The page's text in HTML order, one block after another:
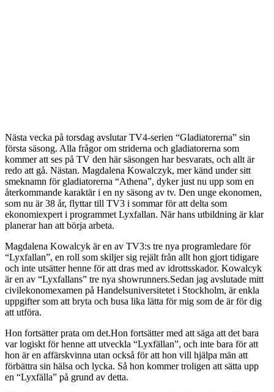
Nästa vecka på torsdag avslutar TV4-serien “Gladiatorerna” sin
första säsong. Alla frågor om striderna och gladiatorerna som
kommer att ses på TV den här säsongen har besvarats, och allt är
redo att gå. Nästan. Magdalena Kowalczyk, mer känd under sitt
smeknamn för gladiatorerna “Athena”, dyker just nu upp som en
återkommande karaktär i en ny säsong av tv. Den unge ekonomen,
som nu är 38 år, flyttar till TV3 i sommar för att delta som
ekonomiexpert i programmet Lyxfallan. När hans utbildning är klar
planerar han att börja arbeta.
Magdalena Kowalcyk är en av TV3:s tre nya programledare för
“Lyxfallan”, en roll som skiljer sig rejält från allt hon gjort tidigare
och inte utsätter henne för att dras med av idrottsskador. Kowalcyk
är en av “Lyxfallans” tre nya showrunners.Sedan jag avslutade mitt
civilekonomexamen på Handelsuniversitetet i Stockholm, är enkla
uppgifter som att bryta och busa lika lätta för mig som de är för dig
att utföra.
Hon fortsätter prata om det.Hon fortsätter med att säga att det bara
var logiskt för henne att utveckla “Lyxfällan”, och inte bara för att
hon är en affärskvinna utan också för att hon vill hjälpa män att
förbättra sin hälsa och lycka. Så hon kommer troligen att sätta upp
en “Lyxfälla” på grund av detta.